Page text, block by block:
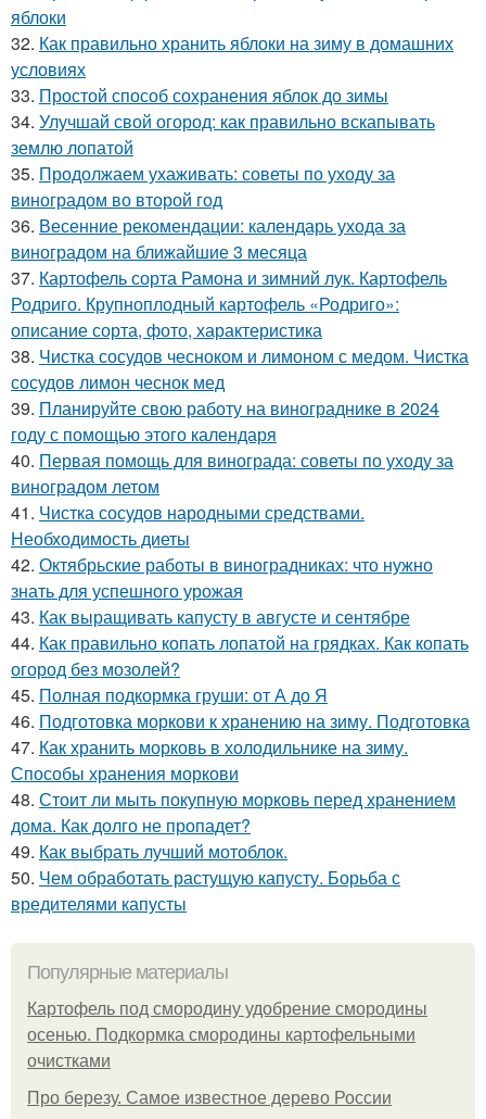
яблоки
32. Как правильно хранить яблоки на зиму в домашних
условиях
33. Простой способ сохранения яблок до зимы
34. Улучшай свой огород: как правильно вскапывать
землю лопатой
35. Продолжаем ухаживать: советы по уходу за
виноградом во второй год
36. Весенние рекомендации: календарь ухода за
виноградом на ближайшие 3 месяца
37. Картофель сорта Рамона и зимний лук. Картофель
Родриго. Крупноплодный картофель «Родриго»:
описание сорта, фото, характеристика
38. Чистка сосудов чесноком и лимоном с медом. Чистка
сосудов лимон чеснок мед
39. Планируйте свою работу на винограднике в 2024
году с помощью этого календаря
40. Первая помощь для винограда: советы по уходу за
виноградом летом
41. Чистка сосудов народными средствами.
Необходимость диеты
42. Октябрьские работы в виноградниках: что нужно
знать для успешного урожая
43. Как выращивать капусту в августе и сентябре
44. Как правильно копать лопатой на грядках. Как копать
огород без мозолей?
45. Полная подкормка груши: от А до Я
46. Подготовка моркови к хранению на зиму. Подготовка
47. Как хранить морковь в холодильнике на зиму.
Способы хранения моркови
48. Стоит ли мыть покупную морковь перед хранением
дома. Как долго не пропадет?
49. Как выбрать лучший мотоблок.
50. Чем обработать растущую капусту. Борьба с
вредителями капусты
Популярные материалы
Картофель под смородину удобрение смородины
осенью. Подкормка смородины картофельными
очистками
Про березу. Самое известное дерево России